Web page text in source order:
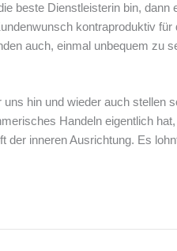
beste Dienstleisterin bin, dann
kontraproduktiv
auch, einmal unbequem zu
uns hin und wieder auch stellen
Handeln eigentlich
inneren Ausrichtung. Es